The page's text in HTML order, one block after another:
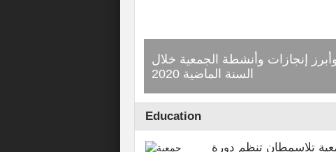
إنجازات وأنشطة الجمعية خلال
السنة الماضية 2020
Education
تلاسمطان تنظم دورة